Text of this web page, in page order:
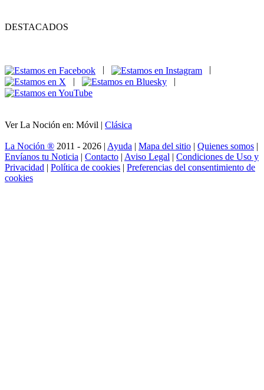
DESTACADOS
|
|
Ver La Noción en: Móvil | Clásica
La Noción ® 2011 - 2026 | Ayuda | Mapa del sitio | Quienes somos |
Envíanos tu Noticia | Contacto | Aviso Legal | Condiciones de Uso y
Privacidad | Política de cookies | Preferencias del consentimiento de
cookies